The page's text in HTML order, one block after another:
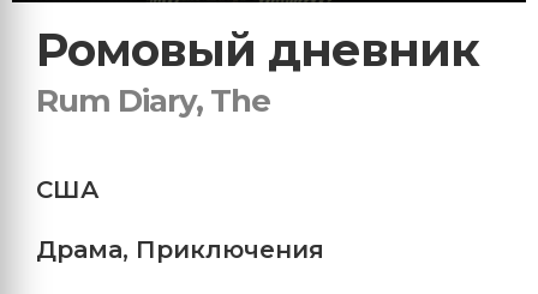
Ромовый дневник
Rum Diary, The
США
Драма, Приключения